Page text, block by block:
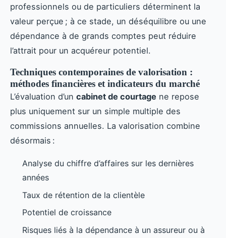
professionnels ou de particuliers déterminent la
valeur perçue ; à ce stade, un déséquilibre ou une
dépendance à de grands comptes peut réduire
l’attrait pour un acquéreur potentiel.
Techniques contemporaines de valorisation :
méthodes financières et indicateurs du marché
L’évaluation d’un cabinet de courtage ne repose
plus uniquement sur un simple multiple des
commissions annuelles. La valorisation combine
désormais :
Analyse du chiffre d’affaires sur les dernières
années
Taux de rétention de la clientèle
Potentiel de croissance
Risques liés à la dépendance à un assureur ou à